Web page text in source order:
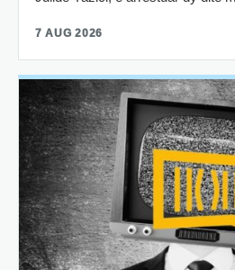
7 AUG 2026